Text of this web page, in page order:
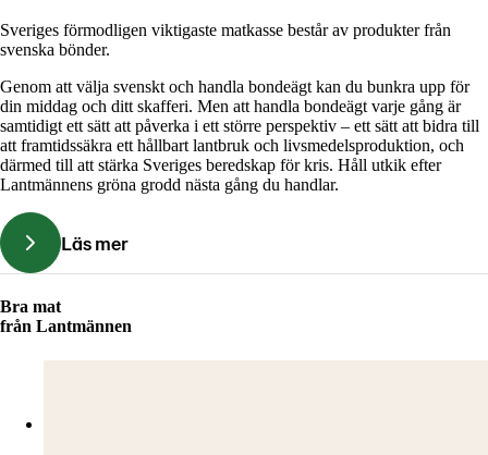
Sveriges förmodligen viktigaste matkasse består av produkter från
svenska bönder.
Genom att välja svenskt och handla bondeägt kan du bunkra upp för
din middag och ditt skafferi. Men att handla bondeägt varje gång är
samtidigt ett sätt att påverka i ett större perspektiv – ett sätt att bidra till
att framtidssäkra ett hållbart lantbruk och livsmedelsproduktion, och
därmed till att stärka Sveriges beredskap för kris. Håll utkik efter
Lantmännens gröna grodd nästa gång du handlar.
Läs mer
Bra mat
från Lantmännen